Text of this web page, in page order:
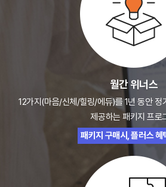
월간 위너스
12가지(마음/신체/힐링/에듀)를 1년 동안 정
제공하는 패키지 프로
패키지 구매시, 플러스 혜